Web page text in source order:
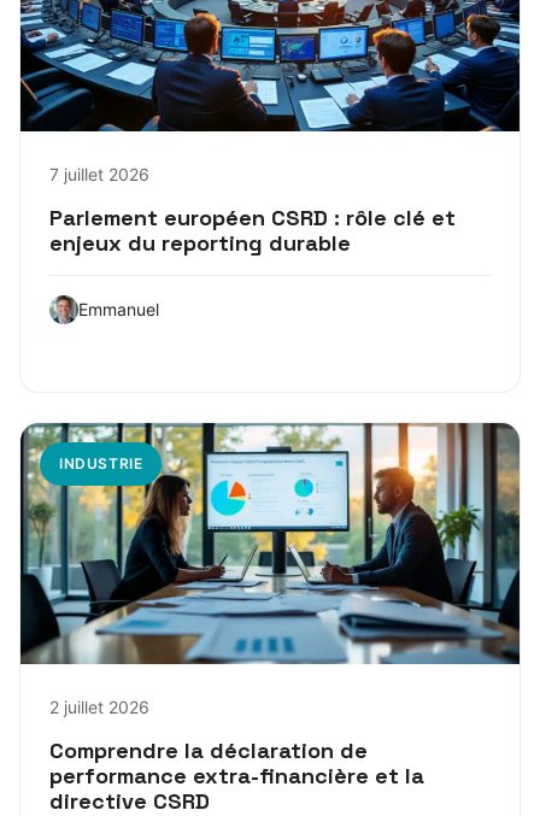
7 juillet 2026
Parlement européen CSRD : rôle clé et
enjeux du reporting durable
Emmanuel
INDUSTRIE
2 juillet 2026
Comprendre la déclaration de
performance extra-financière et la
directive CSRD